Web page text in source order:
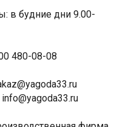
в будние дни 9.00-
480-08-08
info@yagoda33.ru